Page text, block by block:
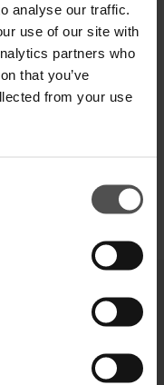
analyse our traffic.
use of our site with
partners who
that you’ve
from your use